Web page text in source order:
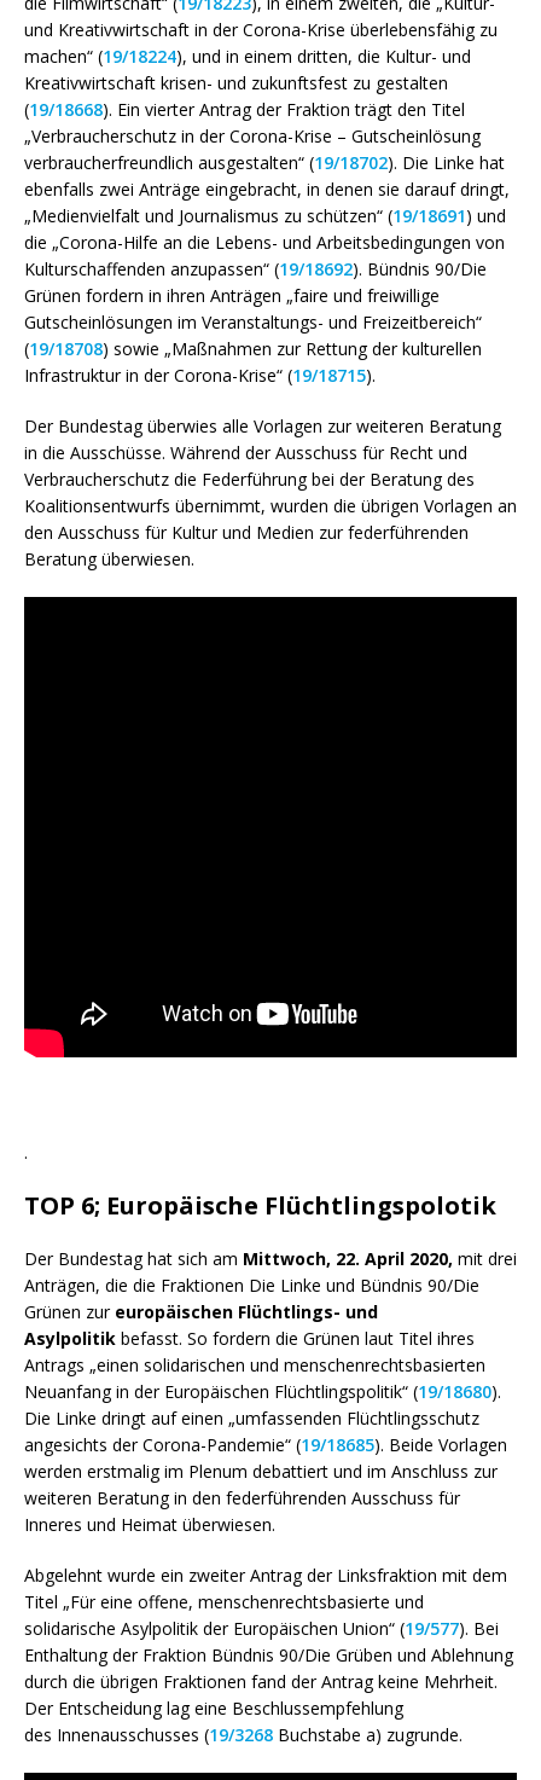
und Kreativwirtschaft in der Corona-Krise überlebensfähig zu
machen“ (19/18224), und in einem dritten, die Kultur- und
Kreativwirtschaft krisen- und zukunftsfest zu gestalten
(19/18668). Ein vierter Antrag der Fraktion trägt den Titel
„Verbraucherschutz in der Corona-Krise – Gutscheinlösung
verbraucherfreundlich ausgestalten“ (19/18702). Die Linke hat
ebenfalls zwei Anträge eingebracht, in denen sie darauf dringt,
„Medienvielfalt und Journalismus zu schützen“ (19/18691) und
die „Corona-Hilfe an die Lebens- und Arbeitsbedingungen von
Kulturschaffenden anzupassen“ (19/18692). Bündnis 90/Die
Grünen fordern in ihren Anträgen „faire und freiwillige
Gutscheinlösungen im Veranstaltungs- und Freizeitbereich“
(19/18708) sowie „Maßnahmen zur Rettung der kulturellen
Infrastruktur in der Corona-Krise“ (19/18715).
Der Bundestag überwies alle Vorlagen zur weiteren Beratung
in die Ausschüsse. Während der Ausschuss für Recht und
Verbraucherschutz die Federführung bei der Beratung des
Koalitionsentwurfs übernimmt, wurden die übrigen Vorlagen an
den Ausschuss für Kultur und Medien zur federführenden
Beratung überwiesen.
.
TOP 6; Europäische Flüchtlingspolotik
Der Bundestag hat sich am Mittwoch, 22. April 2020, mit drei
Anträgen, die die Fraktionen Die Linke und Bündnis 90/Die
Grünen zur europäischen Flüchtlings- und
Asylpolitik befasst. So fordern die Grünen laut Titel ihres
Antrags „einen solidarischen und menschenrechtsbasierten
Neuanfang in der Europäischen Flüchtlingspolitik“ (19/18680).
Die Linke dringt auf einen „umfassenden Flüchtlingsschutz
angesichts der Corona-Pandemie“ (19/18685). Beide Vorlagen
werden erstmalig im Plenum debattiert und im Anschluss zur
weiteren Beratung in den federführenden Ausschuss für
Inneres und Heimat überwiesen.
Abgelehnt wurde ein zweiter Antrag der Linksfraktion mit dem
Titel „Für eine offene, menschenrechtsbasierte und
solidarische Asylpolitik der Europäischen Union“ (19/577). Bei
Enthaltung der Fraktion Bündnis 90/Die Grüben und Ablehnung
durch die übrigen Fraktionen fand der Antrag keine Mehrheit.
Der Entscheidung lag eine Beschlussempfehlung
des Innenausschusses (19/3268 Buchstabe a) zugrunde.